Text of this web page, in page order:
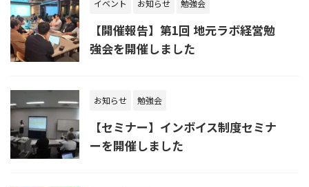
イベント お知らせ 勉強会
【開催報告】第1回 地元ラボ経営勉
強会を開催しました
お知らせ 勉強会
【セミナー】インボイス制度セミナ
ーを開催しました